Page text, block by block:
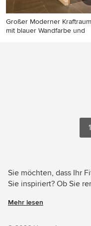
Großer Moderner Kraftraum
mit blauer Wandfarbe und
1
Sie möchten, dass Ihr
Sie inspiriert? Ob Sie
Houzz hat 33 Bilder
Mehr lesen